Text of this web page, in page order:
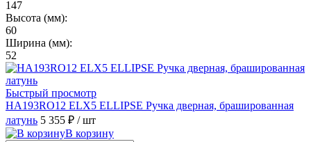
147
Высота (мм):
60
Ширина (мм):
52
Быстрый просмотр
HA193RO12 ELX5 ELLIPSE Ручка дверная, брашированная
латунь 5 355 ₽ / шт
В корзину